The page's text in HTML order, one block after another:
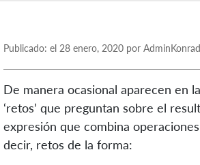
Publicado: el 28 enero, 2020 por
De manera ocasional aparecen en
‘retos’ que preguntan sobre el
expresión que combina
decir, retos de la forma: